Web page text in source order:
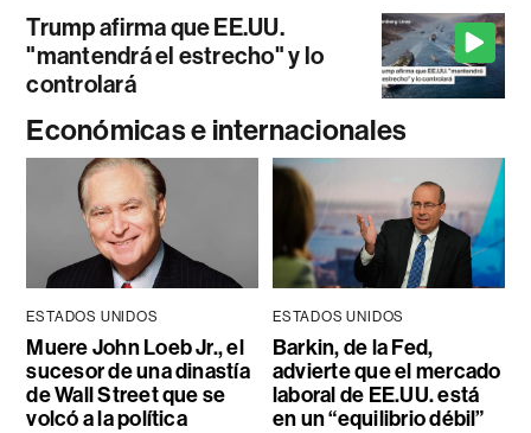
Trump afirma que EE.UU.
"mantendrá el estrecho" y lo
controlará
Económicas e internacionales
ESTADOS UNIDOS
Muere John Loeb Jr., el
sucesor de una dinastía
de Wall Street que se
volcó a la política
ESTADOS UNIDOS
Barkin, de la Fed,
advierte que el mercado
laboral de EE.UU. está
en un “equilibrio débil”